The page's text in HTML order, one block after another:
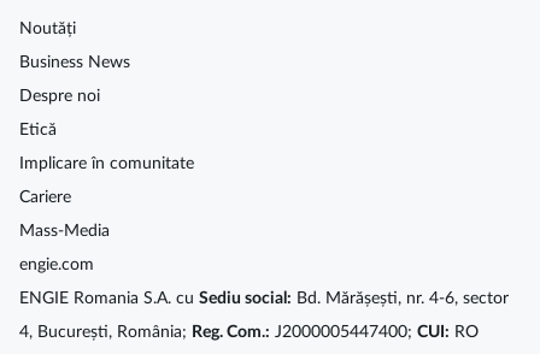
Noutăți
Business News
Despre noi
Etică
Implicare în comunitate
Cariere
Mass-Media
engie.com
ENGIE Romania S.A. cu Sediu social: Bd. Mărășești, nr. 4-6, sector
4, București, România; Reg. Com.: J2000005447400; CUI: RO